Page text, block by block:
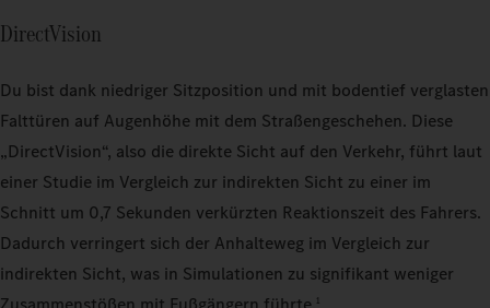
DirectVision
Du bist dank niedriger Sitzposition und mit bodentief verglasten
Falttüren auf Augenhöhe mit dem Straßengeschehen. Diese
„DirectVision“, also die direkte Sicht auf den Verkehr, führt laut
einer Studie im Vergleich zur indirekten Sicht zu einer im
Schnitt um 0,7 Sekunden verkürzten Reaktionszeit des Fahrers.
Dadurch verringert sich der Anhalteweg im Vergleich zur
indirekten Sicht, was in Simulationen zu signifikant weniger
1